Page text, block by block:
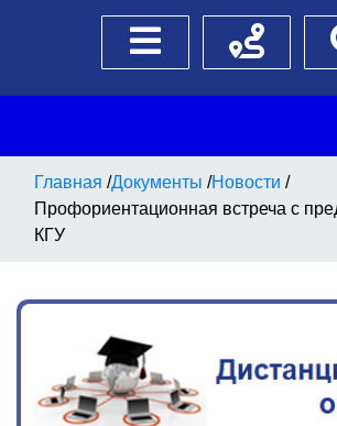
Боковое менюСхема
Главная /Документы /Новости /
Профориентационная встреча с
КГУ